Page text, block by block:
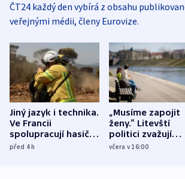
ČT24 každý den vybírá z obsahu
veřejnými médii, členy Eurovize.
Jiný jazyk i technika.
Ve Francii
spolupracují hasiči z
různých zemí
před 4h
„Musíme zapojit
ženy.“ Litevští
politici zvažují
dohodu o
včera v 16:00